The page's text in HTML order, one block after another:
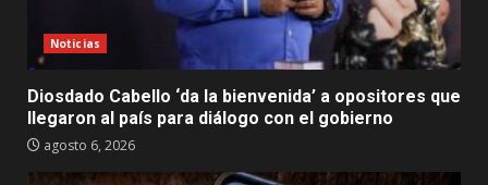
Noticias
Diosdado Cabello ‘da la bienvenida’ a opositores que
llegaron al país para diálogo con el gobierno
agosto 6, 2026